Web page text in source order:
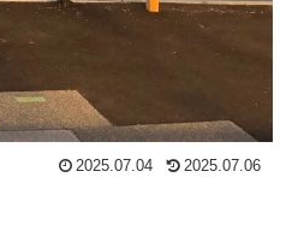
2025.07.04 2025.07.06